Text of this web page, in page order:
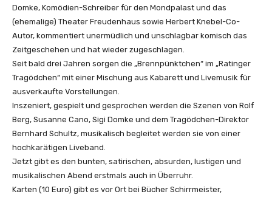
Domke, Komödien-Schreiber für den Mondpalast und das
(ehemalige) Theater Freudenhaus sowie Herbert Knebel-Co-
Autor, kommentiert unermüdlich und unschlagbar komisch das
Zeitgeschehen und hat wieder zugeschlagen.
Seit bald drei Jahren sorgen die „Brennpünktchen“ im „Ratinger
Tragödchen“ mit einer Mischung aus Kabarett und Livemusik für
ausverkaufte Vorstellungen.
Inszeniert, gespielt und gesprochen werden die Szenen von Rolf
Berg, Susanne Cano, Sigi Domke und dem Tragödchen-Direktor
Bernhard Schultz, musikalisch begleitet werden sie von einer
hochkarätigen Liveband.
Jetzt gibt es den bunten, satirischen, absurden, lustigen und
musikalischen Abend erstmals auch in Überruhr.
Karten (10 Euro) gibt es vor Ort bei Bücher Schirrmeister,